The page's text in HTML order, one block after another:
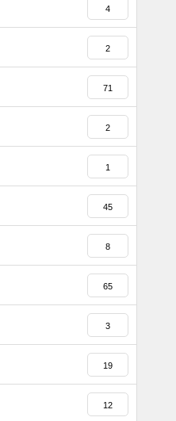
4
2
71
2
1
45
8
65
3
19
12